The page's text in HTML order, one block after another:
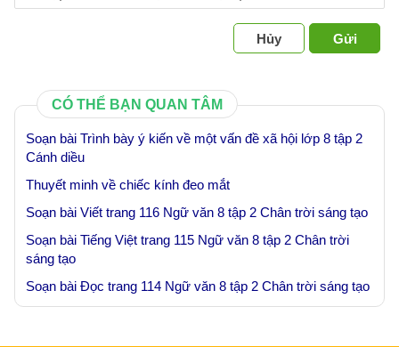
Hủy Gửi
CÓ THỂ BẠN QUAN TÂM
Soạn bài Trình bày ý kiến về một vấn đề xã hội lớp 8 tập 2
Cánh diều
Thuyết minh về chiếc kính đeo mắt
Soạn bài Viết trang 116 Ngữ văn 8 tập 2 Chân trời sáng tạo
Soạn bài Tiếng Việt trang 115 Ngữ văn 8 tập 2 Chân trời
sáng tạo
Soạn bài Đọc trang 114 Ngữ văn 8 tập 2 Chân trời sáng tạo